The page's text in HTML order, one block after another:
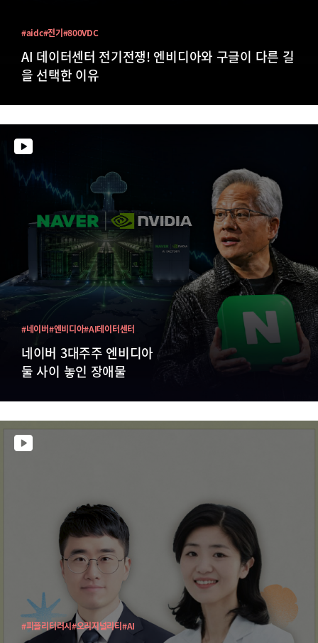
AI 데이터센터 전기전쟁! 엔비디아와 구글이 다른 길
을 선택한 이유
#aidc#전기#800VDC
네이버 3대주주 엔비디아
둘 사이 놓인 장애물
#네이버#엔비디아#AI데이터센터
#피플리터러시#오리지널리티#AI